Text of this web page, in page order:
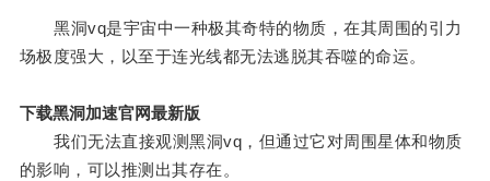
黑洞vq是宇宙中一种极其奇特的物质，在其周围的引力
场极度强大，以至于连光线都无法逃脱其吞噬的命运。
下载黑洞加速官网最新版
我们无法直接观测黑洞vq，但通过它对周围星体和物质
的影响，可以推测出其存在。